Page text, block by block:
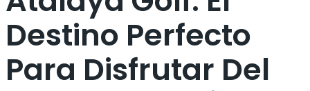
Destino Perfecto
Para Disfrutar Del